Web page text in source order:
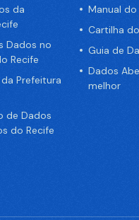
da
Dados no
Recife
Prefeitura
de Dados
do Recife
Manual
Cartilha
Guia de
Dados
melhor